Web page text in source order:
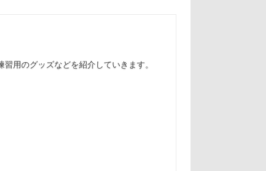
用のグッズなどを紹介していきます。